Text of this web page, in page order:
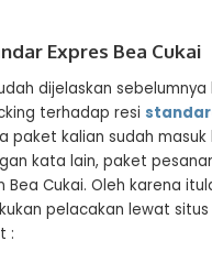
Expres Bea Cukai
dijelaskan
terhadap resi
paket kalian sudah masuk
kata lain, paket
Bea Cukai. Oleh karena
pelacakan lewat situs
: